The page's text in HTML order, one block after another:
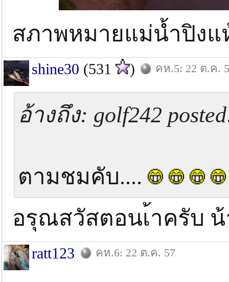
สภาพหมายแม่น้ำปิงแ
shine30 (531 ) คห.5: 22 ต.ค.
อ้างถึง: golf242
ตามชมคับ....
อรุณสวัสตอนเ้าครับ น้
ratt123 คห.6: 22 ต.ค. 57